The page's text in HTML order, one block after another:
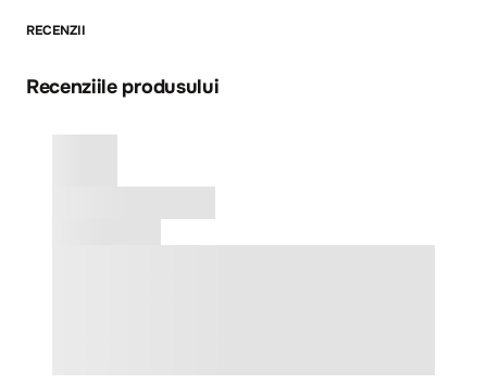
RECENZII
Recenziile produsului